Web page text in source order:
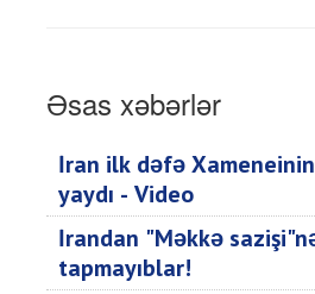
Əsas xəbərlər
İran ilk dəfə
yaydı - Video
İrandan "Məkkə
tapmayıblar!